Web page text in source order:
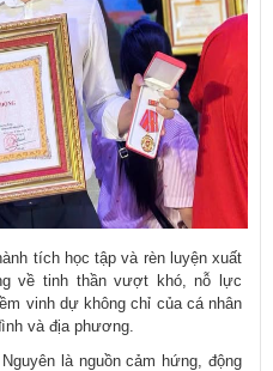
tích học tập và rèn luyện xuất
về tinh thần vượt khó, nỗ lực
vinh dự không chỉ của cá nhân
và địa phương.
là nguồn cảm hứng, động